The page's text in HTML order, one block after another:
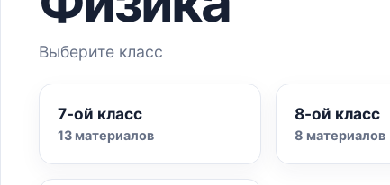
Выберите класс
7-ой класс
13 материалов
8-ой класс
8 материалов